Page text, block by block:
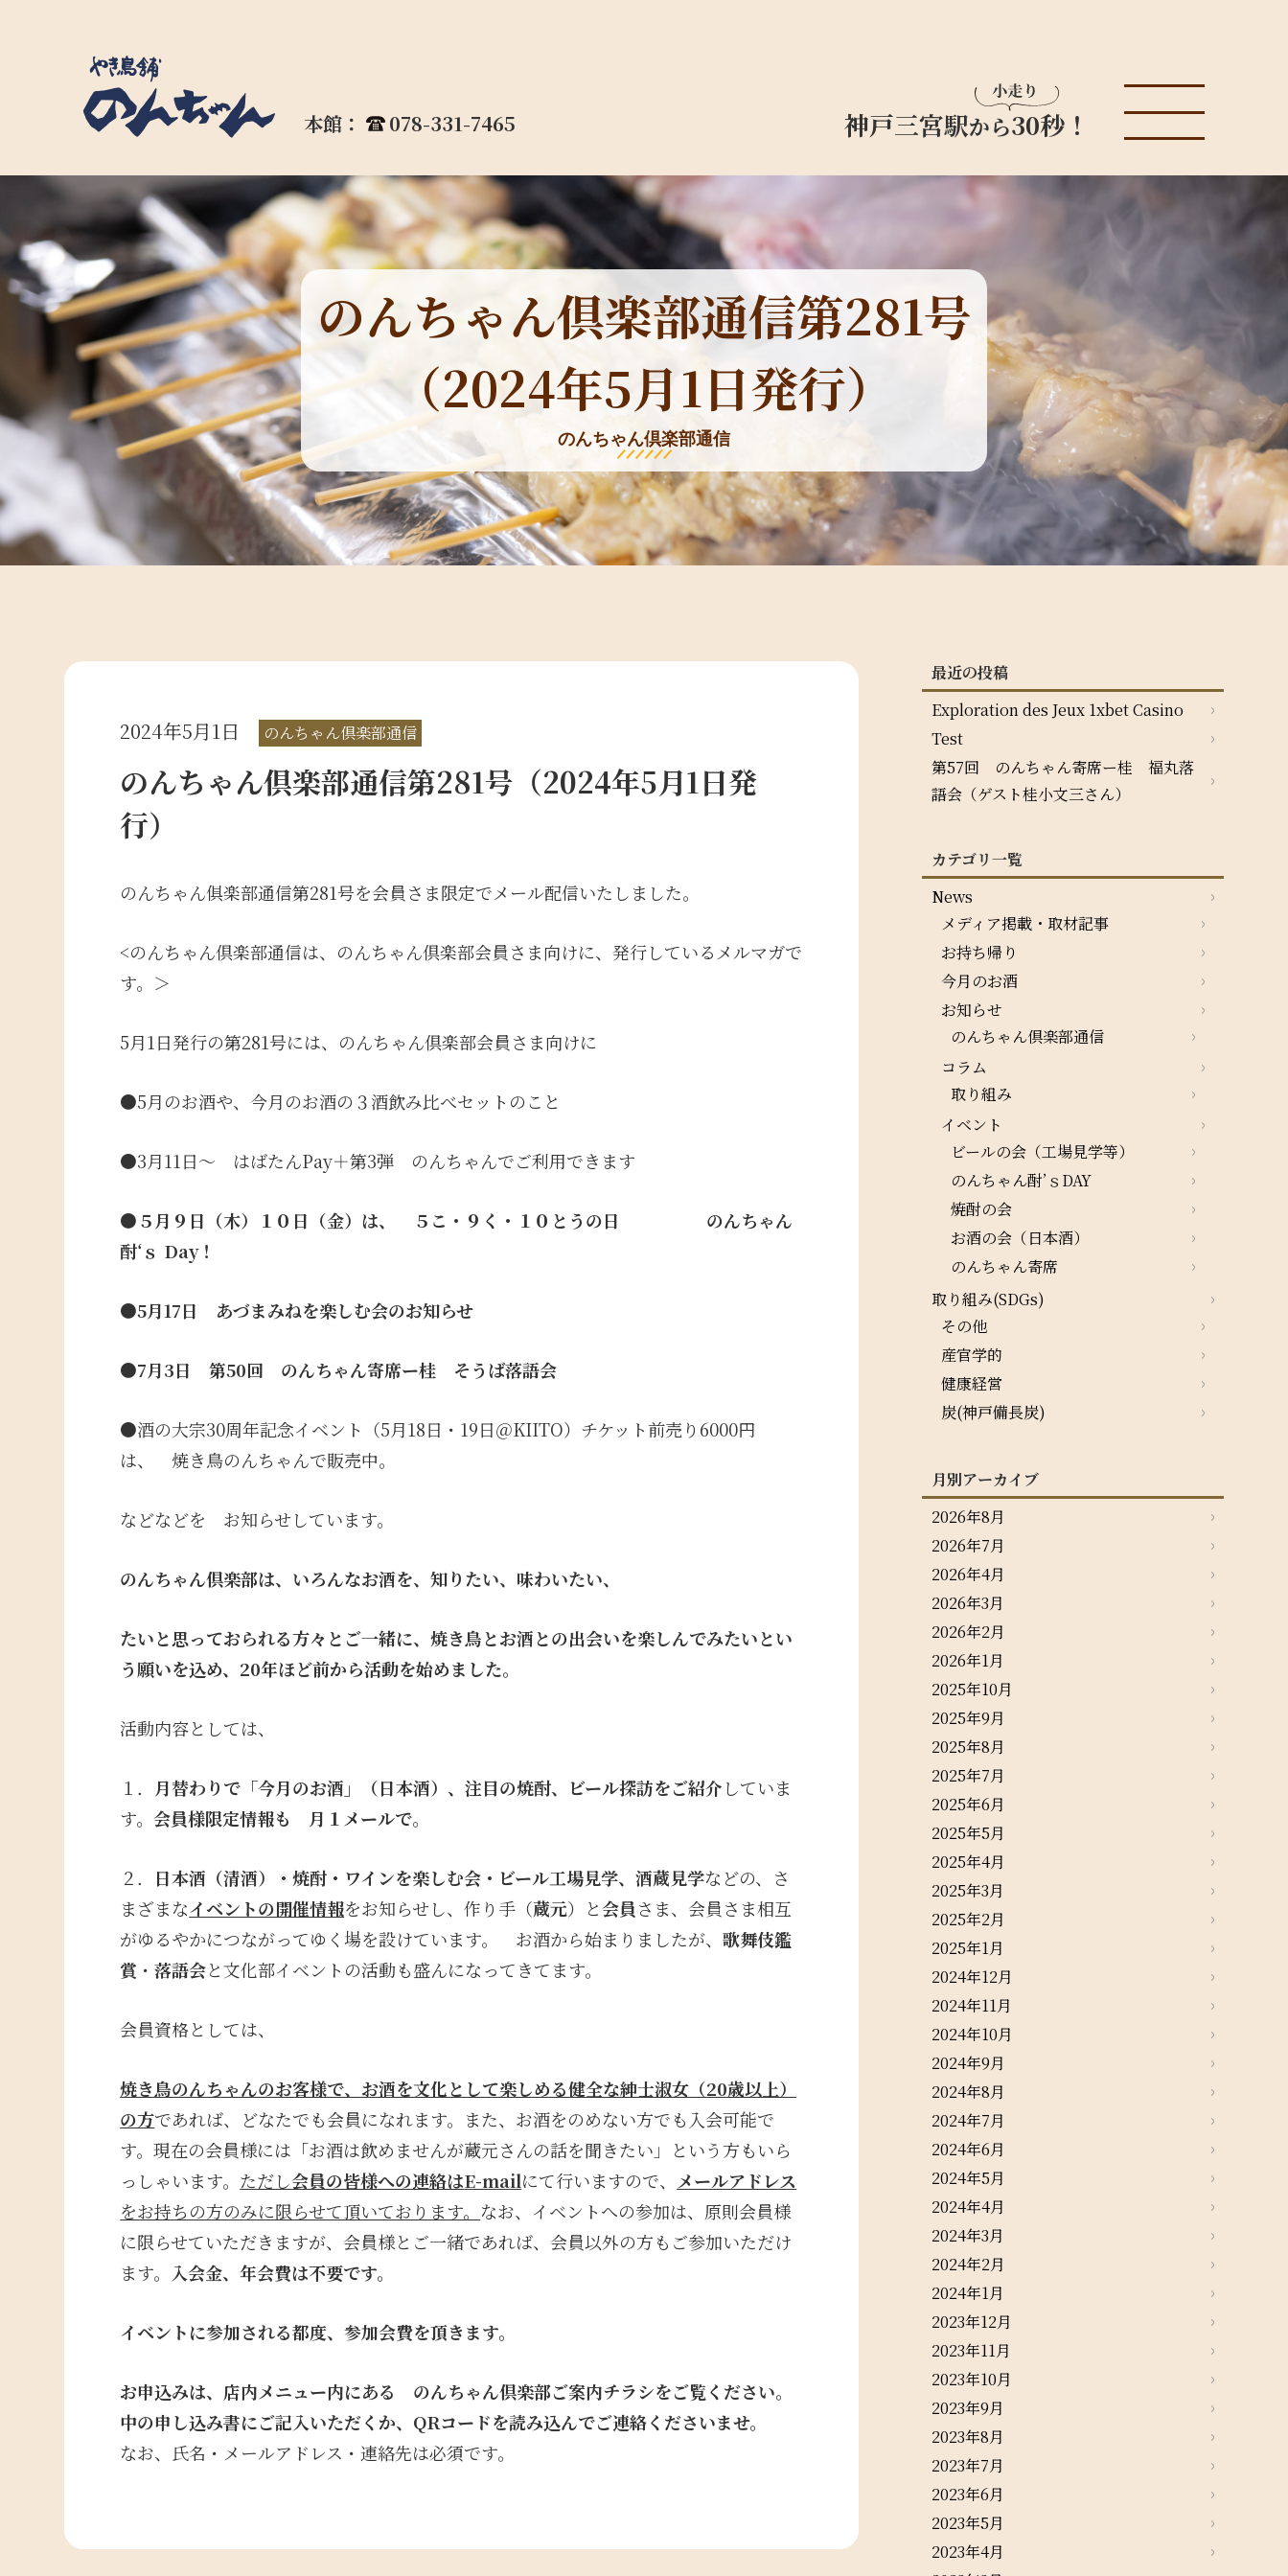
本館： 078-331-7465 神戸三宮駅から30秒！
のんちゃん倶楽部通信第281号
（2024年5月1日発行）
のんちゃん倶楽部通信
2024年5月1日 のんちゃん倶楽部通信
のんちゃん倶楽部通信第281号（2024年5月1日発
行）
のんちゃん俱楽部通信第281号を会員さま限定でメール配信いたしました。
<のんちゃん倶楽部通信は、のんちゃん倶楽部会員さま向けに、発行しているメルマガで
す。＞
5月1日発行の第281号には、のんちゃん倶楽部会員さま向けに
●5月のお酒や、今月のお酒の ３酒飲み比べセットのこと
●3月11日～ はばたんPay＋第3弾 のんちゃんでご利用できます
●５月９日（木） １０日（金） は、 ５こ・９く・１０とうの日
のんちゃん
酎‘ｓ Day！
●5月17日 あづまみねを楽しむ会のお知らせ
●7月3日 第50回 のんちゃん寄席ー桂 そうば落語会
●酒の大宗30周年記念イベント（5月18日・19日＠KIITO）チケット前売り6000円
は、 焼き鳥のんちゃんで販売中。
などなどを お知らせしています。
のんちゃん倶楽部は、いろんなお酒を、知りたい、味わいたい、
たいと思っておられる方々とご一緒に、焼き鳥とお酒との出会いを楽しんでみたいとい
う願いを込め、20年ほど前から活動を始めました。
活動内容としては、
１． 月替わりで「今月のお酒」（日本酒）、注目の焼酎、ビール探訪をご紹介していま
す。会員様限定情報も 月１メールで。
２． 日本酒（清酒）・焼酎・ワインを楽しむ会・ビール工場見学、酒蔵見学などの、さ
まざまなイベントの開催情報をお知らせし、作り手（蔵元）と会員さま、会員さま相互
がゆるやかにつながってゆく場を設けています。 お酒から始まりましたが、歌舞伎鑑
賞 ・落語会と文化部イベントの活動も盛んになってきてます。
会員資格としては、
焼き鳥のんちゃんのお客様で、お酒を文化として楽しめる健全な紳士淑女（20歳以上）
の方であれば、どなたでも会員になれます。また、お酒をのめない方でも入会可能で
す。現在の会員様には「お酒は飲めませんが蔵元さんの話を聞きたい」という方もいら
っしゃいます。 ただし会員の皆様への連絡はE-mailにて行いますので、
メールアドレス
をお持ちの方のみに限らせて頂いております。 なお、イベントへの参加は、原則会員様
に限らせていただきますが、会員様とご一緒であれば、会員以外の方もご参加いただけ
ます。 入会金、年会費は不要です。
イベントに参加される都度、参加会費を頂きます。
お申込みは、店内メニュー内にある のんちゃん倶楽部ご案内チラシをご覧ください。
中の申し込み書にご記入いただくか、QRコードを読み込んでご連絡くださいませ。
なお、氏名・メールアドレス・連絡先は必須です。
最近の投稿
Exploration des Jeux 1xbet Casino
Test
第57回 のんちゃん寄席ー桂 福丸落
語会（ゲスト桂小文三さん）
カテゴリ一覧
News
メディア掲載・取材記事
お持ち帰り
今月のお酒
お知らせ
のんちゃん倶楽部通信
コラム
取り組み
イベント
ビールの会（工場見学等）
のんちゃん酎’ｓDAY
焼酎の会
お酒の会（日本酒）
のんちゃん寄席
取り組み(SDGs)
その他
産官学的
健康経営
炭(神戸備長炭)
月別アーカイブ
2026年8月
2026年7月
2026年4月
2026年3月
2026年2月
2026年1月
2025年10月
2025年9月
2025年8月
2025年7月
2025年6月
2025年5月
2025年4月
2025年3月
2025年2月
2025年1月
2024年12月
2024年11月
2024年10月
2024年9月
2024年8月
2024年7月
2024年6月
2024年5月
2024年4月
2024年3月
2024年2月
2024年1月
2023年12月
2023年11月
2023年10月
2023年9月
2023年8月
2023年7月
2023年6月
2023年5月
2023年4月